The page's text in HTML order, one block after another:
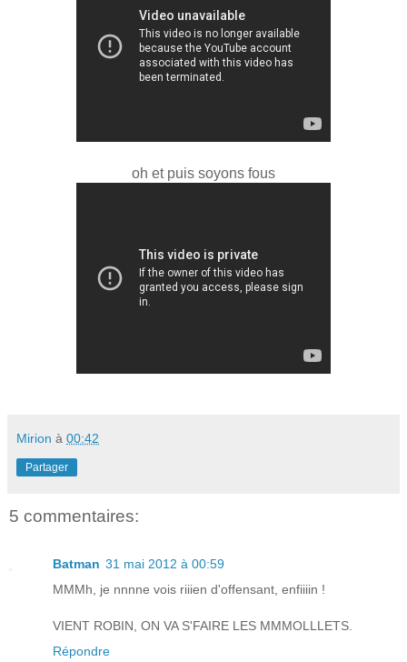
oh et puis soyons fous
Mirion à 00:42
Partager
5 commentaires:
Batman 31 mai 2012 à 00:59
MMMh, je nnnne vois riiien d'offensant, enfiiiin !
VIENT ROBIN, ON VA S'FAIRE LES MMMOLLLETS.
Répondre